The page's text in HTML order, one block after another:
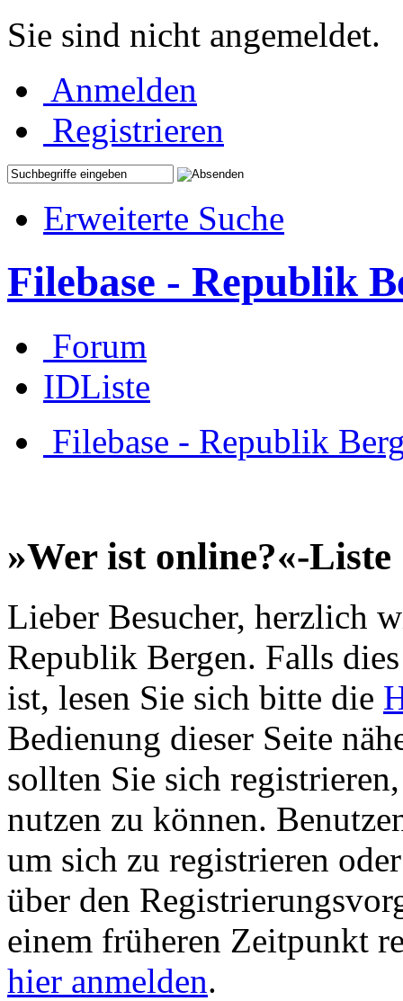
Sie sind nicht angemeldet.
Anmelden
Registrieren
Erweiterte Suche
Filebase - Republik
Forum
IDListe
Filebase - Republik
»Wer ist online?«-Liste
Lieber Besucher, herzlich
Republik Bergen. Falls
ist, lesen Sie sich bitte die
Bedienung dieser Seite
sollten Sie sich
nutzen zu können.
um sich zu registrieren
über den
einem früheren Zeitpunkt
hier anmelden.